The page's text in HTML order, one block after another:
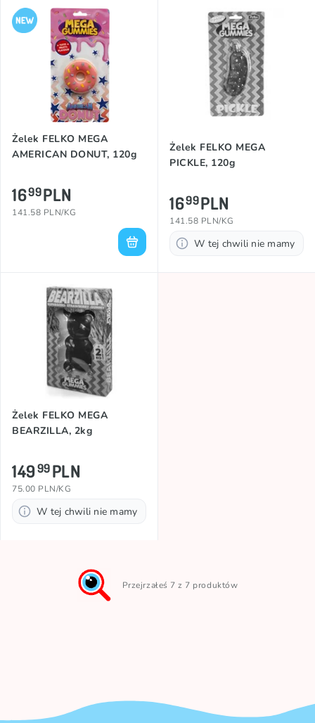
Żelek FELKO MEGA
AMERICAN DONUT, 120g
1699PLN
141.58 PLN/KG
Żelek FELKO MEGA
PICKLE, 120g
1699PLN
141.58 PLN/KG
W tej chwili nie mamy
Żelek FELKO MEGA
BEARZILLA, 2kg
14999PLN
75.00 PLN/KG
W tej chwili nie mamy
Przejrzałeś 7 z 7 produktów